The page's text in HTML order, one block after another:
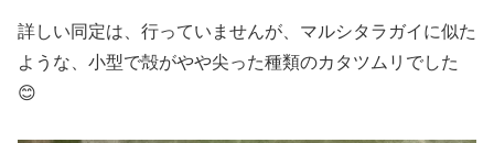
詳しい同定は、行っていませんが、マルシタラガイに似た
ような、小型で殻がやや尖った種類のカタツムリでした
😊